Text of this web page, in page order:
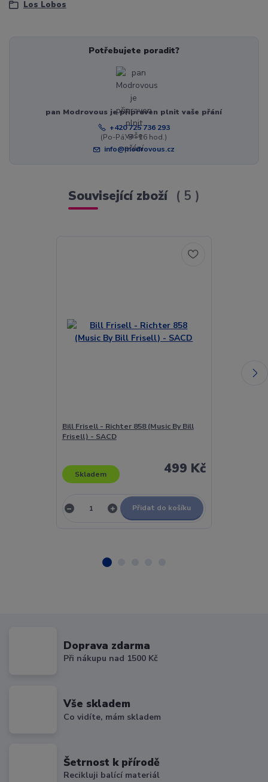
Los Lobos
Potřebujete poradit?
pan Modrovous je připraven plnit vaše přání
+420 725 736 293
(Po-Pá, 8 - 16 hod.)
info@modrovous.cz
Související zboží 5
Bill Frisell - Richter 858 (Music By Bill
Frisell) - SACD
499 Kč
Skladem
Přidat do košíku
Doprava zdarma
Při nákupu nad 1500 Kč
Vše skladem
Co vidíte, mám skladem
Šetrnost k přírodě
Recikluji balící materiál